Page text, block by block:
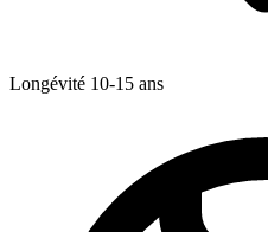
Longévité 10-15 ans